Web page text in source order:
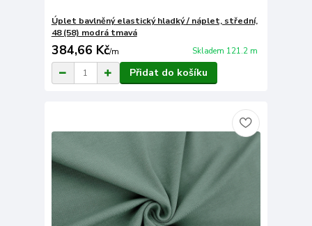
Úplet bavlněný elastický hladký / náplet, střední,
48 (58) modrá tmavá
384,66 Kč/m Skladem 121.2 m
Přidat do košíku